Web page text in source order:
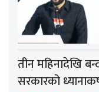
तीन महिनादेखि
सरकारको